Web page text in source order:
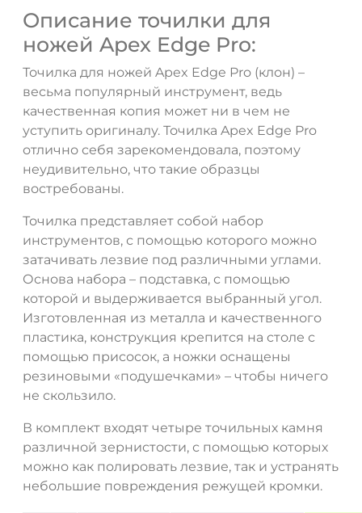
Описание точилки для
ножей Apex Edge Pro:
Точилка для ножей Apex Edge Pro (клон) –
весьма популярный инструмент, ведь
качественная копия может ни в чем не
уступить оригиналу. Точилка Apex Edge Pro
отлично себя зарекомендовала, поэтому
неудивительно, что такие образцы
востребованы.
Точилка представляет собой набор
инструментов, с помощью которого можно
затачивать лезвие под различными углами.
Основа набора – подставка, с помощью
которой и выдерживается выбранный угол.
Изготовленная из металла и качественного
пластика, конструкция крепится на столе с
помощью присосок, а ножки оснащены
резиновыми «подушечками» – чтобы ничего
не скользило.
В комплект входят четыре точильных камня
различной зернистости, с помощью которых
можно как полировать лезвие, так и устранять
небольшие повреждения режущей кромки.